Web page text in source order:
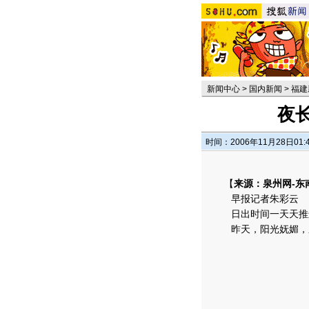
新闻中心 > 国内新闻 > 福
夜
时间：2006年11月28日
【来源：泉州网-东
早报记者朱彩云
日出时间一天天推
昨天，阳光妩媚，